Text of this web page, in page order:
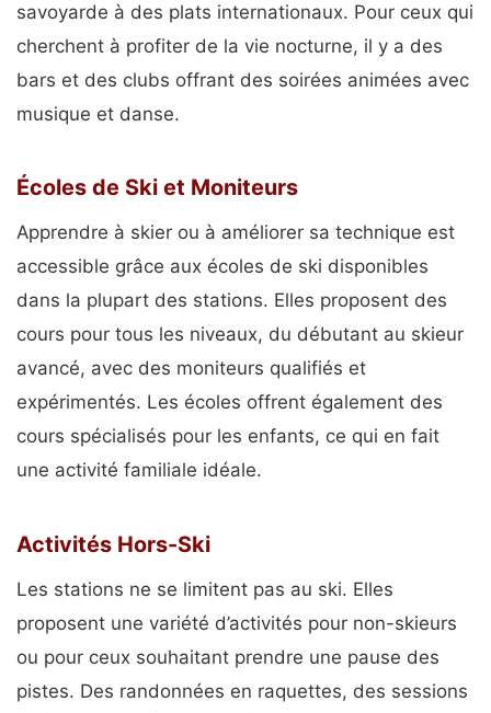
savoyarde à des plats internationaux. Pour ceux qui
cherchent à profiter de la vie nocturne, il y a des
bars et des clubs offrant des soirées animées avec
musique et danse.
Écoles de Ski et Moniteurs
Apprendre à skier ou à améliorer sa technique est
accessible grâce aux écoles de ski disponibles
dans la plupart des stations. Elles proposent des
cours pour tous les niveaux, du débutant au skieur
avancé, avec des moniteurs qualifiés et
expérimentés. Les écoles offrent également des
cours spécialisés pour les enfants, ce qui en fait
une activité familiale idéale.
Activités Hors-Ski
Les stations ne se limitent pas au ski. Elles
proposent une variété d’activités pour non-skieurs
ou pour ceux souhaitant prendre une pause des
pistes. Des randonnées en raquettes, des sessions